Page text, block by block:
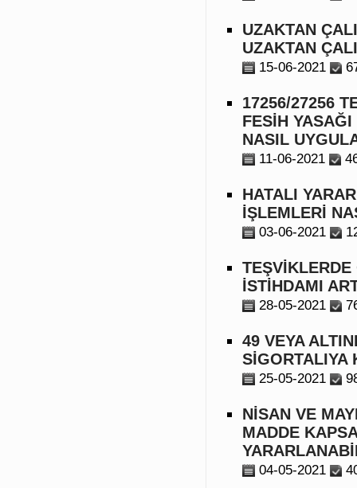
UZAKTAN
UZAKTAN
15-06-2021
17256/27256
FESİH
NASIL
11-06-2021
HATALI
İŞLEMLERİ
03-06-2021
İSTİHDAMI
28-05-2021
49 VEYA
SİGORTALIYA
25-05-2021
NİSAN VE
MADDE
04-05-2021